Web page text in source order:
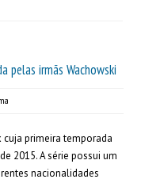
pelas irmãs Wachowski
primeira temporada
2015. A série possui um
nacionalidades